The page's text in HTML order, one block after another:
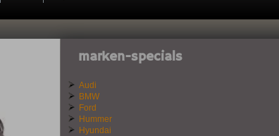
marken-specials
Audi
BMW
Ford
Hummer
Hyundai